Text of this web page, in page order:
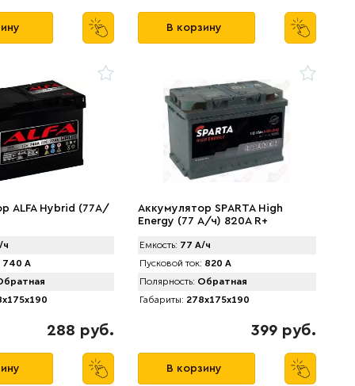
В корзину
ALFA Hybrid (77А/
740 А
288 руб.
Аккумулятор SPАRTA High
Energy (77 А/ч) 820A R+
Емкость: 77 А/ч
Пусковой ток: 820 А
Полярность: Обратная
Габариты: 278x175x190
399 руб.
В корзину